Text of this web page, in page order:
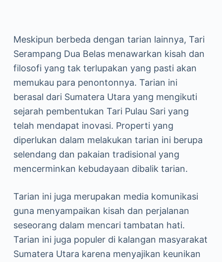
Meskipun berbeda dengan tarian lainnya, Tari
Serampang Dua Belas menawarkan kisah dan
filosofi yang tak terlupakan yang pasti akan
memukau para penontonnya. Tarian ini
berasal dari Sumatera Utara yang mengikuti
sejarah pembentukan Tari Pulau Sari yang
telah mendapat inovasi. Properti yang
diperlukan dalam melakukan tarian ini berupa
selendang dan pakaian tradisional yang
mencerminkan kebudayaan dibalik tarian.
Tarian ini juga merupakan media komunikasi
guna menyampaikan kisah dan perjalanan
seseorang dalam mencari tambatan hati.
Tarian ini juga populer di kalangan masyarakat
Sumatera Utara karena menyajikan keunikan